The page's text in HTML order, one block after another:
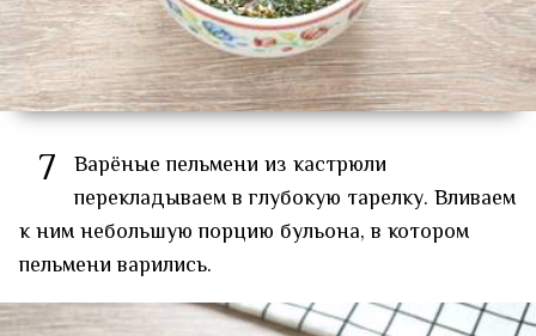
7 Варёные пельмени из кастрюли
перекладываем в глубокую тарелку. Вливаем
к ним небольшую порцию бульона, в котором
пельмени варились.